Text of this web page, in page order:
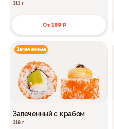
111 г
От 189 ₽
Запеченные
Запеченный с крабом
118 г